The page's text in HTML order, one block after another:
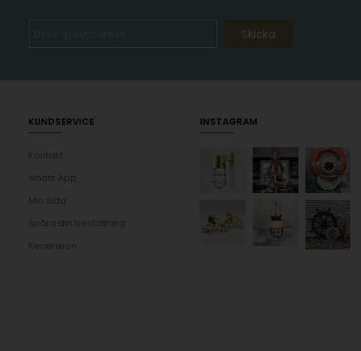
Skicka
KUNDSERVICE
Kontakt
whats App
Min Sida
Spåra din beställning
Recension
INSTAGRAM